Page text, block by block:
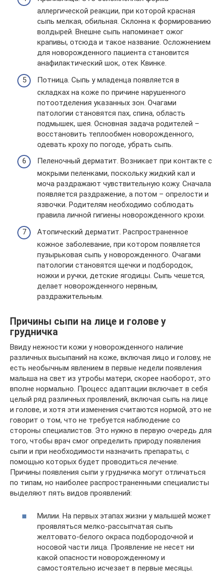
аллергической реакции, при которой красная
сыпь мелкая, обильная. Склонна к формированию
волдырей. Внешне сыпь напоминает ожог
крапивы, отсюда и такое название. Осложнением
для новорожденного пациента становится
анафилактический шок, отек Квинке.
Потница. Сыпь у младенца появляется в
складках на коже по причине нарушенного
потоотделения указанных зон. Очагами
патологии становятся пах, спина, область
подмышек, шея. Основная задача родителей –
восстановить теплообмен новорожденного,
одевать кроху по погоде, убрать сыпь.
Пеленочный дерматит. Возникает при контакте с
мокрыми пеленками, поскольку жидкий кал и
моча раздражают чувствительную кожу. Сначала
появляется раздражение, а потом – опрелости и
язвочки. Родителям необходимо соблюдать
правила личной гигиены новорожденного крохи.
Атопический дерматит. Распространенное
кожное заболевание, при котором появляется
пузырьковая сыпь у новорожденного. Очагами
патологии становятся щечки и подбородок,
ножки и ручки, детские ягодицы. Сыпь чешется,
делает новорожденного нервным,
раздражительным.
Причины сыпи на лице и голове у
грудничка
Ввиду нежности кожи у новорожденного наличие
различных высыпаний на коже, включая лицо и голову, не
есть необычным явлением в первые недели появления
малыша на свет из утробы матери, скорее наоборот, это
вполне нормально. Процесс адаптации включает в себя
целый ряд различных проявлений, включая сыпь на лице
и голове, и хотя эти изменения считаются нормой, это не
говорит о том, что не требуется наблюдение со
стороны специалистов. Это нужно в первую очередь для
того, чтобы врач смог определить природу появления
сыпи и при необходимости назначить препараты, с
помощью которых будет проводиться лечение.
Причины появления сыпи у грудничка могут отличаться
по типам, но наиболее распространенными специалисты
выделяют пять видов проявлений:
Милии. На первых этапах жизни у малышей может
проявляться мелко-рассыпчатая сыпь
желтовато-белого окраса подбородочной и
носовой части лица. Проявление не несет ни
какой опасности новорожденному и
самостоятельно исчезает в первые месяцы.